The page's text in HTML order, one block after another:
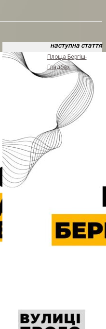
наступна стаття
Площа Бергіш-
Гладбах